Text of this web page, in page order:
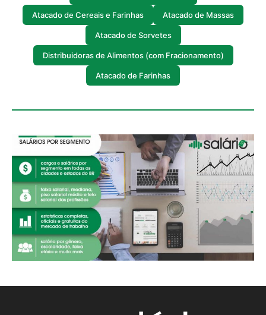
Atacado de Cereais e Farinhas Atacado de Massas
Atacado de Sorvetes
Distribuidoras de Alimentos (com Fracionamento)
Atacado de Farinhas